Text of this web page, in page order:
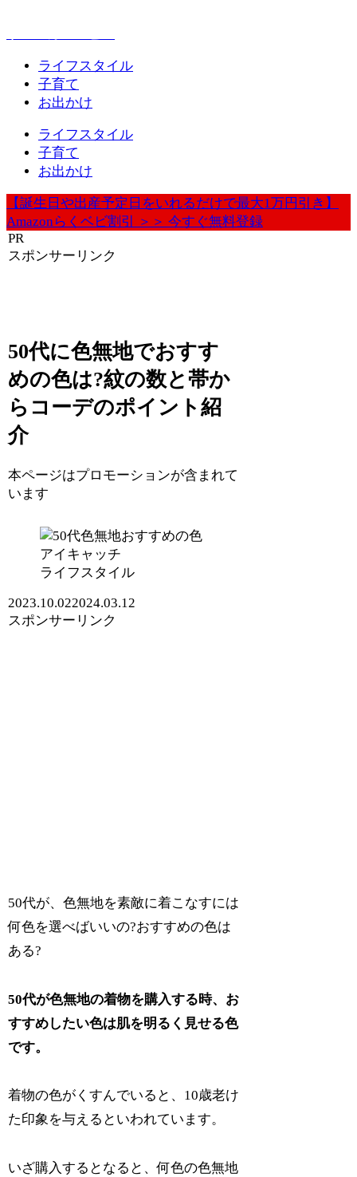
ライフスタイル
子育て
お出かけ
ライフスタイル
子育て
お出かけ
【誕生日や出産予定日をいれるだけで最大1万円引き】
Amazonらくベビ割引 ＞＞ 今すぐ無料登録
PR
スポンサーリンク
50代に色無地でおすす
めの色は?紋の数と帯か
らコーデのポイント紹
介
本ページはプロモーションが含まれて
います
ライフスタイル
2023.10.022024.03.12
スポンサーリンク
50代が、色無地を素敵に着こなすには
何色を選べばいいの?おすすめの色は
ある?
50代が色無地の着物を購入する時、お
すすめしたい色は肌を明るく見せる色
です。
着物の色がくすんでいると、10歳老け
た印象を与えるといわれています。
いざ購入するとなると、何色の色無地